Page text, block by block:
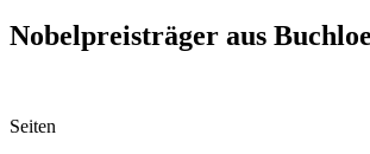
Nobelpreisträger aus Buchloe
Seiten